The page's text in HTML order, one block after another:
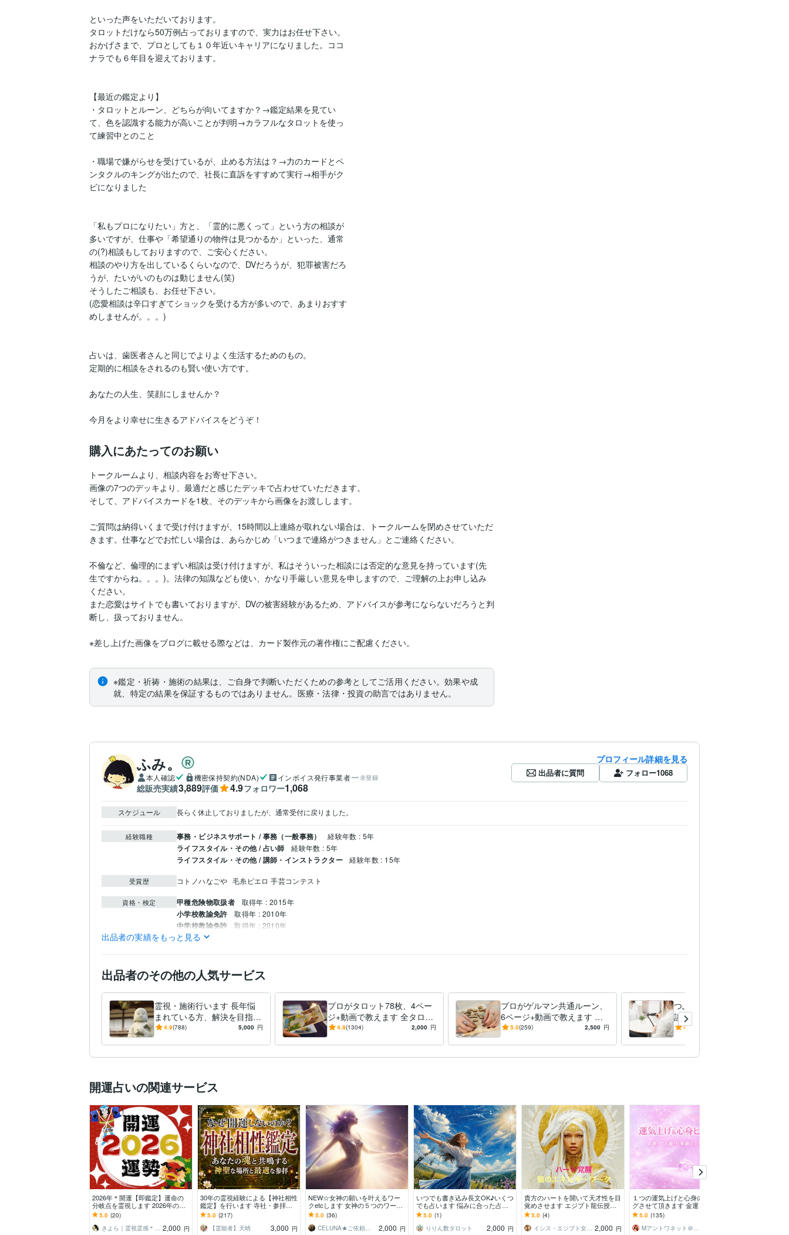
といった声をいただいております。
タロットだけなら50万例占っておりますので、実力はお任せ下さい。
おかげさまで、プロとしても１０年近いキャリアになりました。ココ
ナラでも６年目を迎えております。
【最近の鑑定より】
・タロットとルーン、どちらが向いてますか？→鑑定結果を見てい
て、色を認識する能力が高いことが判明→カラフルなタロットを使っ
て練習中とのこと
・職場で嫌がらせを受けているが、止める方法は？→力のカードとペ
ンタクルのキングが出たので、社長に直訴をすすめて実行→相手がク
ビになりました
「私もプロになりたい」方と、「霊的に悪くって」という方の相談が
多いですが、仕事や「希望通りの物件は見つかるか」といった、通常
の(?)相談もしておりますので、ご安心ください。
相談のやり方を出しているくらいなので、DVだろうが、犯罪被害だろ
うが、たいがいのものは動じません(笑)
そうしたご相談も、お任せ下さい。
(恋愛相談は辛口すぎてショックを受ける方が多いので、あまりおすす
めしませんが。。。)
占いは、歯医者さんと同じでよりよく生活するためのもの。
定期的に相談をされるのも賢い使い方です。
あなたの人生、笑顔にしませんか？
今月をより幸せに生きるアドバイスをどうぞ！
購入にあたってのお願い
トークルームより、相談内容をお寄せ下さい。
画像の7つのデッキより、最適だと感じたデッキで占わせていただきます。
そして、アドバイスカードを1枚、そのデッキから画像をお渡しします。
ご質問は納得いくまで受け付けますが、15時間以上連絡が取れない場合は、トークルームを閉めさせていただ
きます。仕事などでお忙しい場合は、あらかじめ「いつまで連絡がつきません」とご連絡ください。
不倫など、倫理的にまずい相談は受け付けますが、私はそういった相談には否定的な意見を持っています(先
生ですからね。。。)。法律の知識なども使い、かなり手厳しい意見を申しますので、ご理解の上お申し込み
ください。
また恋愛はサイトでも書いておりますが、DVの被害経験があるため、アドバイスが参考にならないだろうと判
断し、扱っておりません。
※差し上げた画像をブログに載せる際などは、カード製作元の著作権にご配慮ください。
※鑑定・祈祷・施術の結果は、ご自身で判断いただくための参考としてご活用ください。効果や成
就、特定の結果を保証するものではありません。医療・法律・投資の助言ではありません。
ふみ。
本人確認 機密保持契約(NDA) インボイス発行事業者 未登録
総販売実績3,889評価 4.9フォロワー1,068
プロフィール詳細を見る
出品者に質問 フォロー1068
スケジュール 長らく休止しておりましたが、通常受付に戻りました。
経験職種 事務・ビジネスサポート / 事務（一般事務） 経験年数 : 5年
ライフスタイル・その他 / 占い師 経験年数 : 5年
ライフスタイル・その他 / 講師・インストラクター 経験年数 : 15年
受賞歴 コトノハなごや 毛糸ピエロ 手芸コンテスト
資格・検定 甲種危険物取扱者 取得年 : 2015年
小学校教諭免許 取得年 : 2010年
中学校教諭免許 取得年 : 2010年
毒物劇物取扱責任者
プログラミング言
語・フレームワーク
HTML:2年Python:2年 Visual Basic:2年
ビジネス・クリエイ
ティブツール
BASE:6年Google Analytics:4年 ゆっくりMovieMaker:0年 Canva:4年
得意分野 占い 思念伝達・縁結び・白魔術の解除 プロになりたい方の適性判断 占いのやり方を伝授します インチキ業者のジャッジ
スピリチュアル 白魔術 LGBT
学習指導・資格・キャリア相談 エントリーシート作成のお手伝い 教員採用試験のご相談 学習についてのご相談
志望動機 就活 採用試験 教員 支援計画 資格 発達障害
出品者の実績をもっと見る
出品者のその他の人気サービス
霊視・施術行います 長年悩
まれている方、解決を目指し
たい方へ
4.9(788) 5,000 円
プロがタロット78枚、4ペー
ジ+動画で教えます 全タロッ
トOK。1200名が｢できた｣方
4.9(1304) 2,000 円
プロがゲルマン共通ルーン、
6ページ+動画で教えます こ
れ1つでルーンがわかる！大
5.0(259) 2,500 円
つぶれない！解決できる！相
談の乗り方教えます 年間100
件ノ―トラブル！セルフケ
4.9
開運占いの関連サービス
2026年＊開運【即鑑定】運命の
分岐点を霊視します 2026年の流
れの中で今の立ち位置と、開運の
方向へ導きます
5.0 (20)
きよら｜霊視霊感＊白巫鑑定師 2,000 円
30年の霊視経験による【神社相性
鑑定】を行います 寺社・参拝・
仏様・仏閣・寺社・開運・パワー
スポット・ご利益
5.0 (217)
【霊能者】天晴
3,000 円
NEW☆女神の願いを叶えるワー
クetcします 女神の５つのワーク
で豊かに＆愛され＆幸運体質へ♡
5.0 (36)
CELUNA★ご依頼多数につき対応遅延有
2,000 円
いつでも書き込み長文OK♪いくつ
でも占います 悩みに合った占い
で、今、必要なメッセージを届け
ます
5.0 (1)
りりん数タロット
2,000 円
貴方のハートを開いて天才性を目
覚めさせます エジプト龍伝授、
宇宙と繋がるハートの覚醒と直感
力活性
5.0 (4)
イシス・エジプト女神のメッセンジャー 2,000 円
１つの運気上げと心身のヒーリン
グさせて頂きます 金運・対人
運・仕事運上げさせて頂きます♥
基本即レスです♥
5.0 (135)
Mアントワネット＠駆け込み寺